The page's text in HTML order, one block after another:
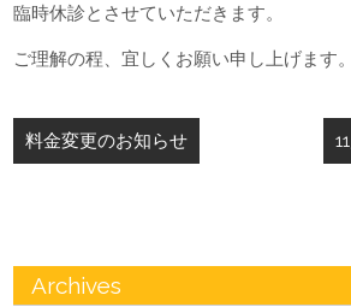
臨時休診とさせていただきます。
ご理解の程、宜しくお願い申し上げます。
投
稿
ゲ
料金変更のお知らせ
Archives